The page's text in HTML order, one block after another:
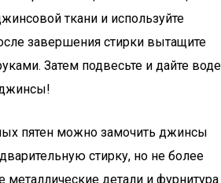
ткани и используйте
завершения стирки вытащите
Затем подвесьте и дайте воде
пятен можно замочить джинсы
стирку, но не более
металлические детали и фурнитура